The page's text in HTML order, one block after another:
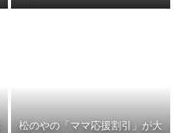
松のやの「ママ応援割引」が大